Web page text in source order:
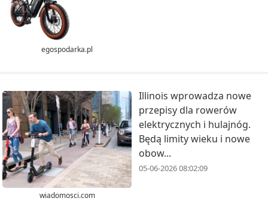
egospodarka.pl
wiadomosci.com
Illinois wprowadza nowe
przepisy dla rowerów
elektrycznych i hulajnóg.
Będą limity wieku i nowe
obow...
05-06-2026 08:02:09